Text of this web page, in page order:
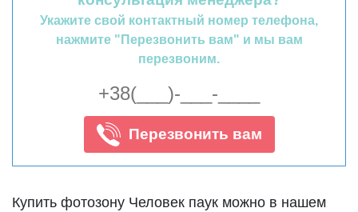
Укажите свой контактный номер телефона,
нажмите "Перезвонить вам" и мы вам
перезвоним.
Перезвонить вам
Купить фотозону Человек паук можно в нашем